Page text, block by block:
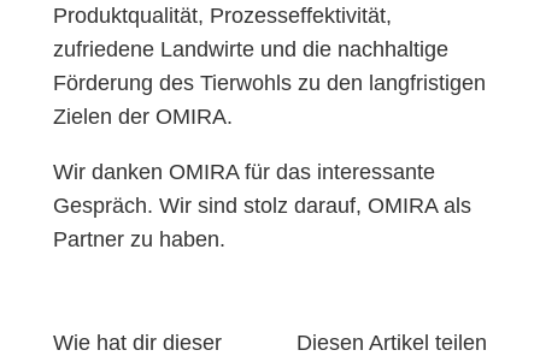
Produktqualität, Prozesseffektivität,
zufriedene Landwirte und die nachhaltige
Förderung des Tierwohls zu den langfristigen
Zielen der OMIRA.
Wir danken OMIRA für das interessante
Gespräch. Wir sind stolz darauf, OMIRA als
Partner zu haben.
Wie hat dir dieser
Diesen Artikel teilen